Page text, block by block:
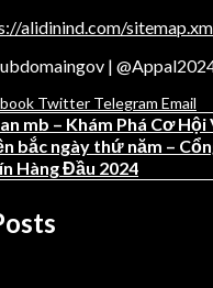
alidinind.com/
|
Twitter Telegram Email
mb – Khám Phá Cơ Hội
bắc ngày thứ năm –
Hàng Đầu 2024